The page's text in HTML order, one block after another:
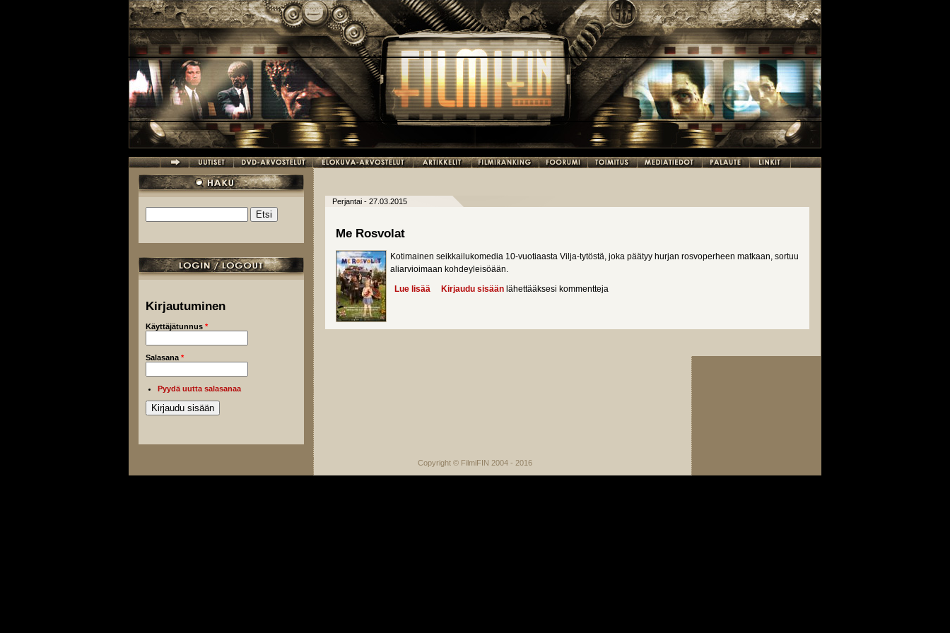
Hakulomake
Kirjautuminen
Käyttäjätunnus *
Salasana *
Pyydä uutta salasanaa
Perjantai - 27.03.2015
Me Rosvolat
Kotimainen seikkailukomedia 10-vuotiaasta Vilja-tytöstä, joka päätyy hurjan rosvoperheen matkaan, sortuu
aliarvioimaan kohdeyleisöään.
Lue lisää about Me Rosvolat
Kirjaudu sisään lähettääksesi kommentteja
Copyright © FilmiFIN 2004 - 2016